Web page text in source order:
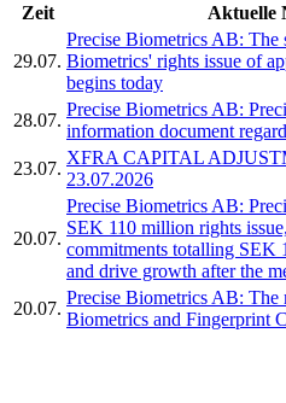
Zeit
Aktuelle
29.07.
Precise Biometrics AB: The
Biometrics' rights issue of
begins today
28.07.
Precise Biometrics AB:
information document
23.07.
XFRA CAPITAL
23.07.2026
20.07.
Precise Biometrics AB:
SEK 110 million rights
commitments totalling SEK
and drive growth after the
20.07.
Precise Biometrics AB: The
Biometrics and Fingerprint